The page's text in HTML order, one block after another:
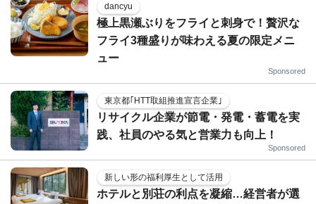
dancyu
極上黒瀬ぶりをフライと刺身で！贅沢な
フライ3種盛りが味わえる夏の限定メニ
ュー
Sponsored
東京都｢HTT取組推進宣言企業｣
リサイクル企業が節電・発電・蓄電を実
践、社員のやる気と営業力も向上！
Sponsored
新しい形の福利厚生として活用
ホテルと別荘の利点を凝縮…経営者が選